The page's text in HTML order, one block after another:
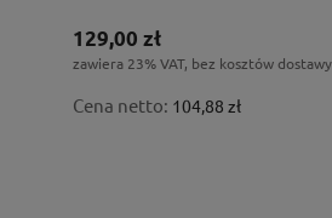
129,00 zł
zawiera 23% VAT, bez kosztów dostawy
Cena netto: 104,88 zł